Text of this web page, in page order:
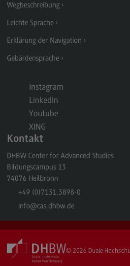
Elektrotechnik und
Profil-O-Mat Elektrotechnik und
Informationstechnik
Rahmenbedingungen
Berufsperspektiven
Kontakt
Entrepreneurship
Berufsperspektiven
Wegbeschreibung
Leichte Sprache
Erklärung der Navigation
Gebärdensprache
Instagram
LinkedIn
Youtube
XING
Kontakt
DHBW Center for Advanced Studies
Bildungscampus 13
74076 Heilbronn
+49 (0)7131.3898-0
info@cas.dhbw.de
© 2026 Duale